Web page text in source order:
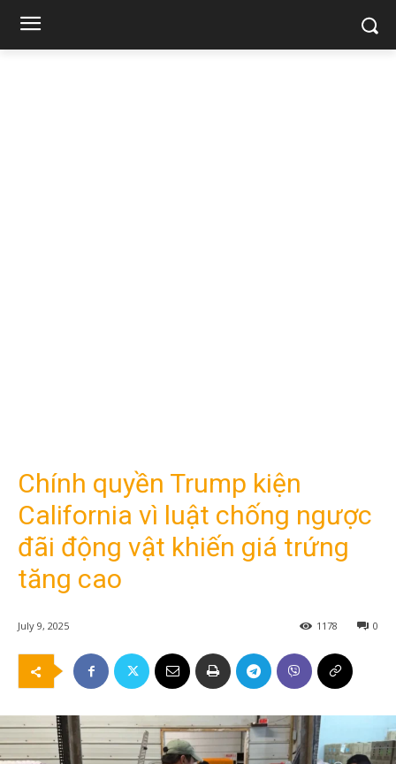
Chính quyền Trump kiện
California vì luật chống ngược
đãi động vật khiến giá trứng
tăng cao
July 9, 2025 0
1178